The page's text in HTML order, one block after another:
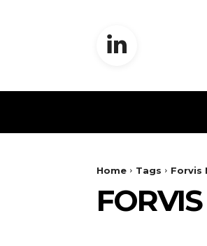
Home Tags Forvis